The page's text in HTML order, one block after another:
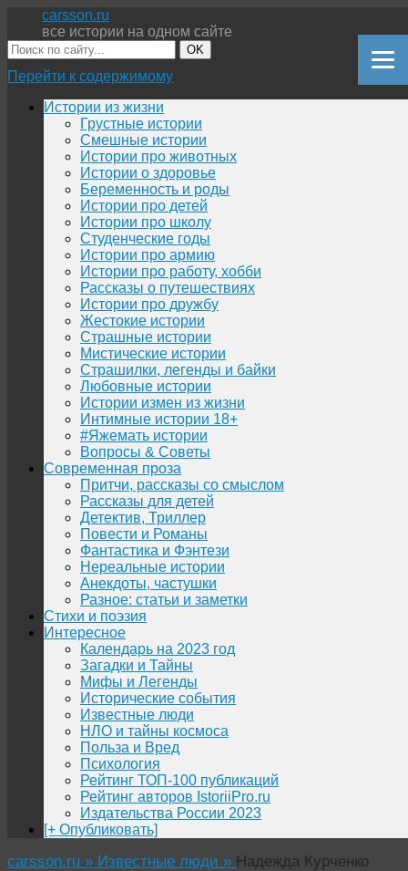
carsson.ru
все истории на одном сайте
OK
Перейти к содержимому
Истории из жизни
Грустные истории
Смешные истории
Истории про животных
Истории о здоровье
Беременность и роды
Истории про детей
Истории про школу
Студенческие годы
Истории про армию
Истории про работу, хобби
Рассказы о путешествиях
Истории про дружбу
Жестокие истории
Страшные истории
Мистические истории
Страшилки, легенды и байки
Любовные истории
Истории измен из жизни
Интимные истории 18+
#Яжемать истории
Вопросы & Советы
Современная проза
Притчи, рассказы со смыслом
Рассказы для детей
Детектив, Триллер
Повести и Романы
Фантастика и Фэнтези
Нереальные истории
Анекдоты, частушки
Разное: статьи и заметки
Стихи и поэзия
Интересное
Календарь на 2023 год
Загадки и Тайны
Мифы и Легенды
Исторические события
Известные люди
НЛО и тайны космоса
Польза и Вред
Психология
Рейтинг ТОП-100 публикаций
Рейтинг авторов IstoriiPro.ru
Издательства России 2023
[+ Опубликовать]
carsson.ru » Известные люди » Надежда Курченко